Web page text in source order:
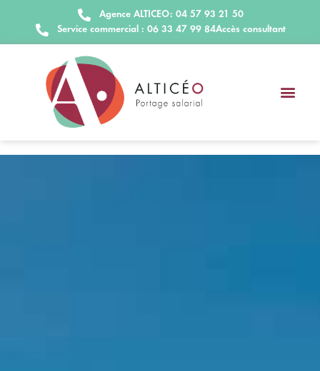
Agence ALTICEO: 04 57 93 21 50
Service commercial : 06 33 47 99 84Accès consultant